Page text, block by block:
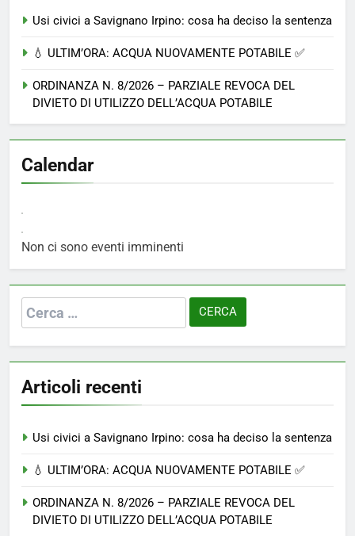
Usi civici a Savignano Irpino: cosa ha deciso la sentenza
💧 ULTIM’ORA: ACQUA NUOVAMENTE POTABILE ✅
ORDINANZA N. 8/2026 – PARZIALE REVOCA DEL
DIVIETO DI UTILIZZO DELL’ACQUA POTABILE
Calendar
Non ci sono eventi imminenti
Ricerca
per:
Articoli recenti
Usi civici a Savignano Irpino: cosa ha deciso la sentenza
💧 ULTIM’ORA: ACQUA NUOVAMENTE POTABILE ✅
ORDINANZA N. 8/2026 – PARZIALE REVOCA DEL
DIVIETO DI UTILIZZO DELL’ACQUA POTABILE